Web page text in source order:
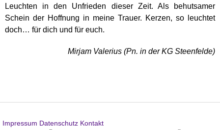
Leuchten in den Unfrieden dieser Zeit. Als behutsamer
Schein der Hoffnung in meine Trauer. Kerzen, so leuchtet
doch… für dich und für euch.
Mirjam Valerius (Pn. in der KG Steenfelde)
Impressum Datenschutz Kontakt